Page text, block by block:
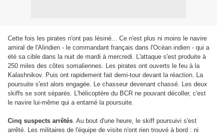
Cette fois les pirates n'ont pas lésiné... Ce n'est plus ni moins le navire
amiral de l'Alindien - le commandant français dans l'Océan indien - qui a
été sa cible dans la nuit de mardi à mercredi. L'attaque s'est produite à
250 miles des côtes somaliennes. Les pirates ont ouverts le feu à la
Kalashnikov. Puis ont rapidement fait demi-tour devant la réaction. La
poursuite s'est alors engagée. Le chasseur devenant chassé. Les deux
skiffs se sont séparés. L'hélicoptère du BCR ne pouvant décoller, c'est
le navire lui-même qui a entamé la poursuite.
Cinq suspects arrêtés. Au bout d'une heure, le skiff poursuivi s'est
arrêté. Les militaires de l'équipe de visite n'ont rien trouvé à bord : ni